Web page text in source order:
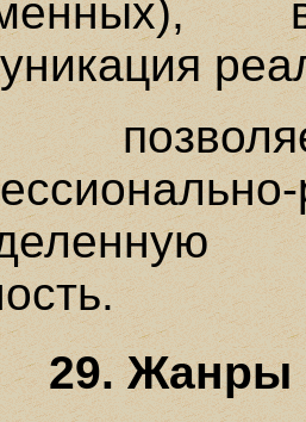
29. Жанры